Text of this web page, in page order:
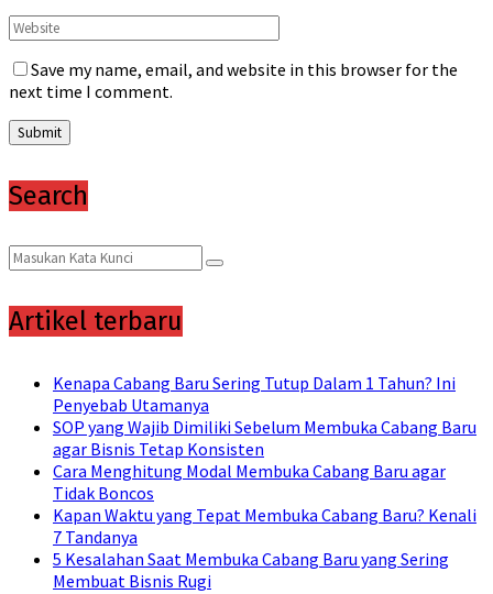
Save my name, email, and website in this browser for the
next time I comment.
Search
Search
for:
Search
Artikel terbaru
Kenapa Cabang Baru Sering Tutup Dalam 1 Tahun? Ini
Penyebab Utamanya
SOP yang Wajib Dimiliki Sebelum Membuka Cabang Baru
agar Bisnis Tetap Konsisten
Cara Menghitung Modal Membuka Cabang Baru agar
Tidak Boncos
Kapan Waktu yang Tepat Membuka Cabang Baru? Kenali
7 Tandanya
5 Kesalahan Saat Membuka Cabang Baru yang Sering
Membuat Bisnis Rugi